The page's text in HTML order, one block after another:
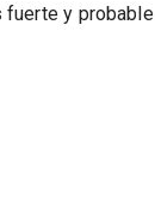
fuerte y probable